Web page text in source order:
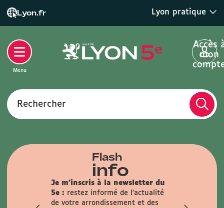
Lyon.fr Lyon pratique
Rechercher
Accès
mon
Menu
Flash
info
Je m'inscris à la newsletter du
5e : restez informé de l’actualité
de votre arrondissement et des